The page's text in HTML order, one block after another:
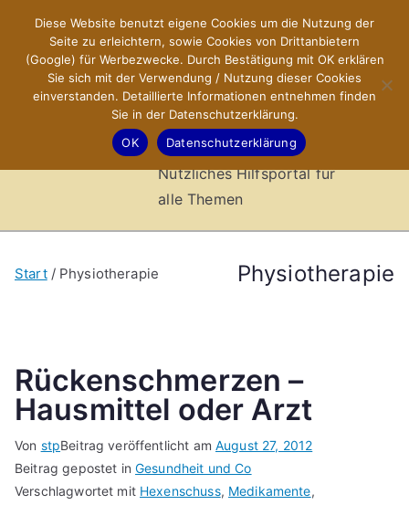
springen
X-Sites.de
–
Hilfsportal
Nützliches Hilfsportal für
alle Themen
Physiotherapie
Start Physiotherapie
Rückenschmerzen –
Hausmittel oder Arzt
Von stpBeitrag veröffentlicht am August 27, 2012
Beitrag gepostet inGesundheit und Co
Verschlagwortet mit Hexenschuss, Medikamente,
Diese Website benutzt eigene Cookies um die Nutzung der
Seite zu erleichtern, sowie Cookies von Drittanbietern
(Google) für Werbezwecke. Durch Bestätigung mit OK erklären
Sie sich mit der Verwendung / Nutzung dieser Cookies
einverstanden. Detaillierte Informationen entnehmen finden
Sie in der Datenschutzerklärung.
OK
Datenschutzerklärung